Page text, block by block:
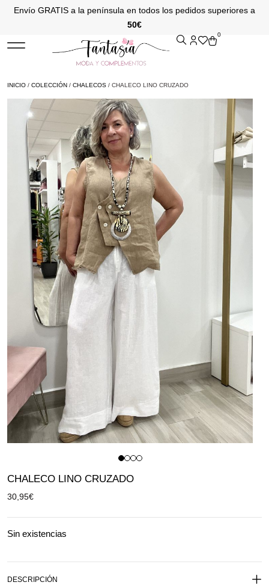
Envío GRATIS a la península en todos los pedidos superiores a
50€
0
INICIO / COLECCIÓN / CHALECOS / CHALECO LINO CRUZADO
CHALECO LINO CRUZADO
30,95€
Sin existencias
DESCRIPCIÓN